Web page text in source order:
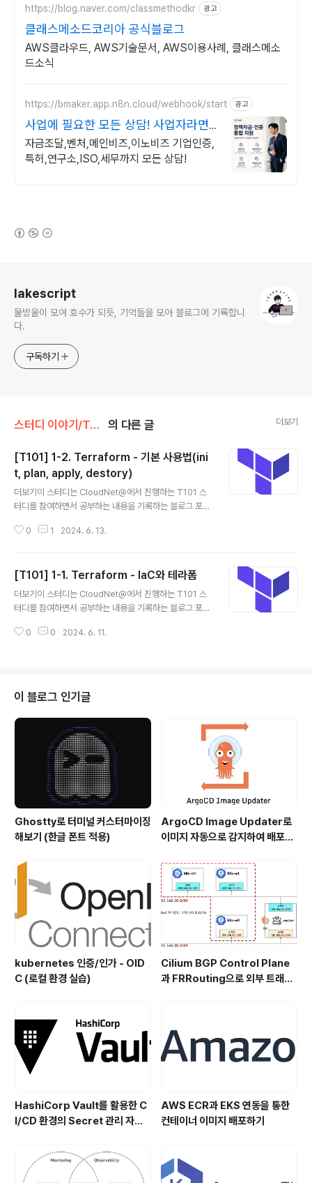
https://blog.naver.com/classmethodkr 광고
클래스메소드코리아 공식블로그
AWS클라우드, AWS기술문서, AWS이용사례, 클래스메소
드소식
https://bmaker.app.n8n.cloud/webhook/start 광고
사업에 필요한 모든 상담! 사업자라면
무료 상담 가능!
자금조달,벤처,메인비즈,이노비즈 기업인증,
특허,연구소,ISO,세무까지 모든 상담!
lakescript
물방울이 모여 호수가 되듯, 기억들을 모아 블로그에 기록합니
다.
구독하기
스터디 이야기/Terraform 의 다른 글 더보기
[T101] 1-2. Terraform - 기본 사용법(ini
t, plan, apply, destory)
더보기이 스터디는 CloudNet@에서 진행하는 T101 스
터디를 참여하면서 공부하는 내용을 기록하는 블로그 포스
으로 시작하는 IaC 를 바탕으로 작성되었습니다. 주요 커
좋습니다. terraform command 실행 시 기본 출력 내
용$ terraformUsage: terraform [global options]
[args]The available commands for execution ar
s are given first, followed byless comm..
0 1 2024. 6. 13.
[T101] 1-1. Terraform - IaC와 테라폼
더보기이 스터디는 CloudNet@에서 진행하는 T101 스
터디를 참여하면서 공부하는 내용을 기록하는 블로그 포스
으로 시작하는 IaC 를 바탕으로 작성되었습니다. Iac와 테
아닌 Code로 관리합니다. 인프라 자동화의 성숙도 변화
인프라 운영이 물리적인 자체 데이터 센터 같은 온프레미
스 환경부터 클라우드 환경에 이르기까지 형태가 변화하면
서 운영하는 방식도 지속적으로 바뀌고 있습니다. 보통 인
프라 관련 모든 정보와 구성 방법, 변경 방법, 기존 아키텍
처에 대한 내용등을 엑셀과 같..
0 0 2024. 6. 11.
이 블로그 인기글
Ghostty로 터미널 커스터마이징
해보기 (한글 폰트 적용)
ArgoCD Image Updater로
이미지 자동으로 감지하여 배포하
kubernetes 인증/인가 - OID
C (로컬 환경 실습)
Cilium BGP Control Plane
과 FRRouting으로 외부 트래픽
HashiCorp Vault를 활용한 C
I/CD 환경의 Secret 관리 자동
AWS ECR과 EKS 연동을 통한
컨테이너 이미지 배포하기